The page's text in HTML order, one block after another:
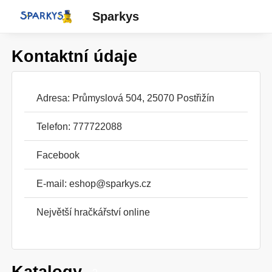
Sparkys
Kontaktní údaje
Adresa: Průmyslová 504, 25070 Postřižín
Telefon: 777722088
Facebook
E-mail: eshop@sparkys.cz
Největší hračkářství online